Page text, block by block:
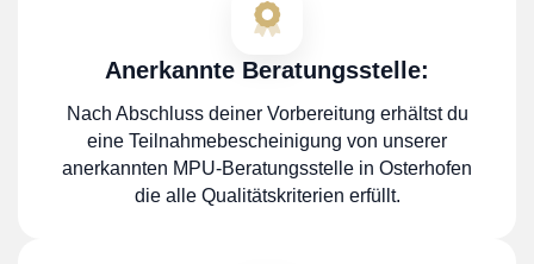
Anerkannte Beratungsstelle:
Nach Abschluss deiner Vorbereitung erhältst du
eine Teilnahmebescheinigung von unserer
anerkannten MPU-Beratungsstelle in Osterhofen
die alle Qualitätskriterien erfüllt.